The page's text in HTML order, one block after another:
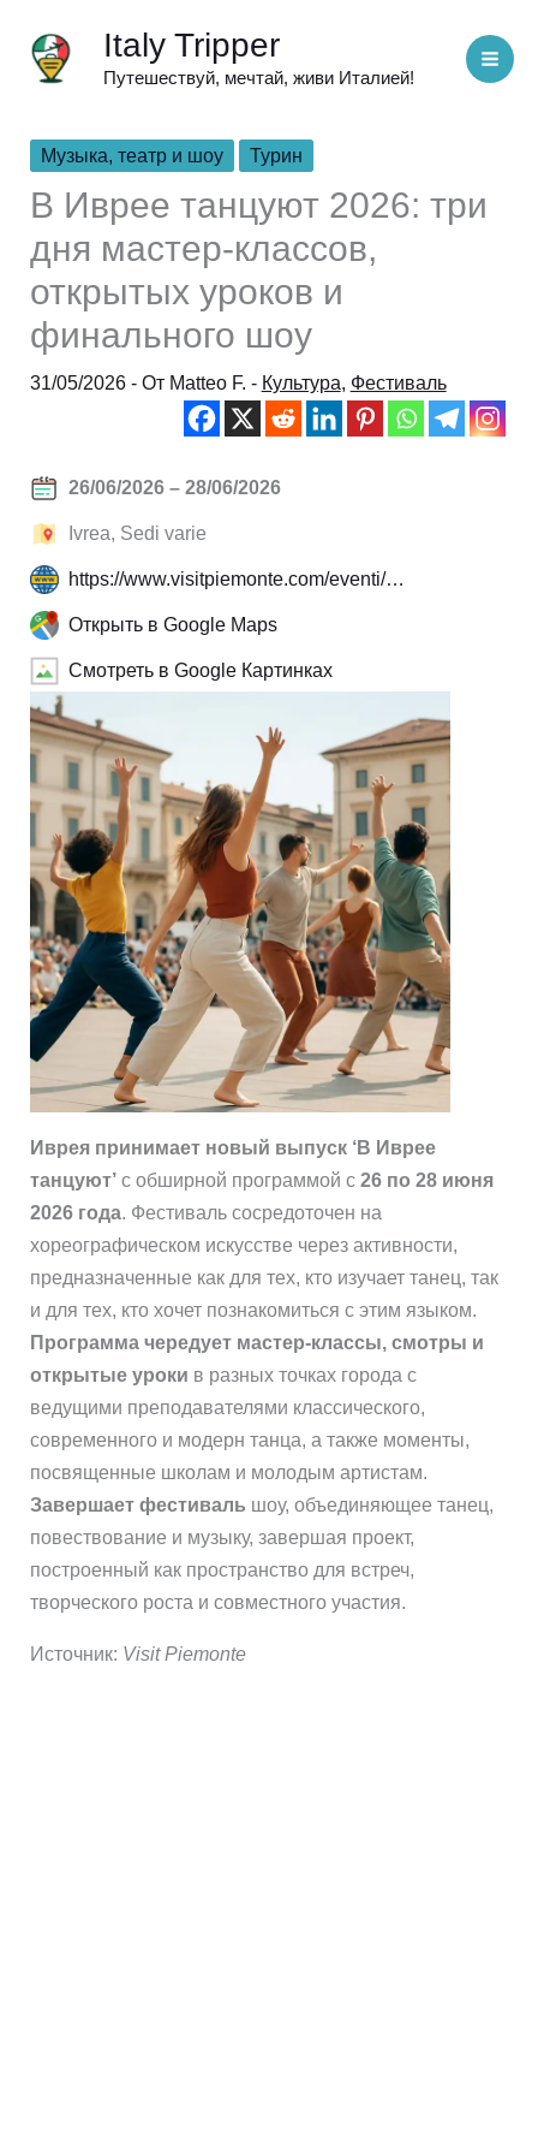
содержимому
Italy Tripper
Путешествуй, мечтай, живи Италией!
Музыка, театр и шоу Турин
В Иврее танцуют 2026: три
дня мастер-классов,
открытых уроков и
финального шоу
31/05/2026 - От Matteo F. - Культура, Фестиваль
26/06/2026 – 28/06/2026
Ivrea, Sedi varie
https://www.visitpiemonte.com/eventi/…
Открыть в Google Maps
Смотреть в Google Картинках
Иврея принимает новый выпуск ‘В Иврее
танцуют’с обширной программой с 26 по 28 июня
2026 года. Фестиваль сосредоточен на
хореографическом искусстве через активности,
предназначенные как для тех, кто изучает танец, так
и для тех, кто хочет познакомиться с этим языком.
Программа чередует мастер-классы, смотры и
открытые уроки в разных точках города с
ведущими преподавателями классического,
современного и модерн танца, а также моменты,
посвященные школам и молодым артистам.
Завершает фестиваль шоу, объединяющее танец,
повествование и музыку, завершая проект,
построенный как пространство для встреч,
творческого роста и совместного участия.
Источник: Visit Piemonte